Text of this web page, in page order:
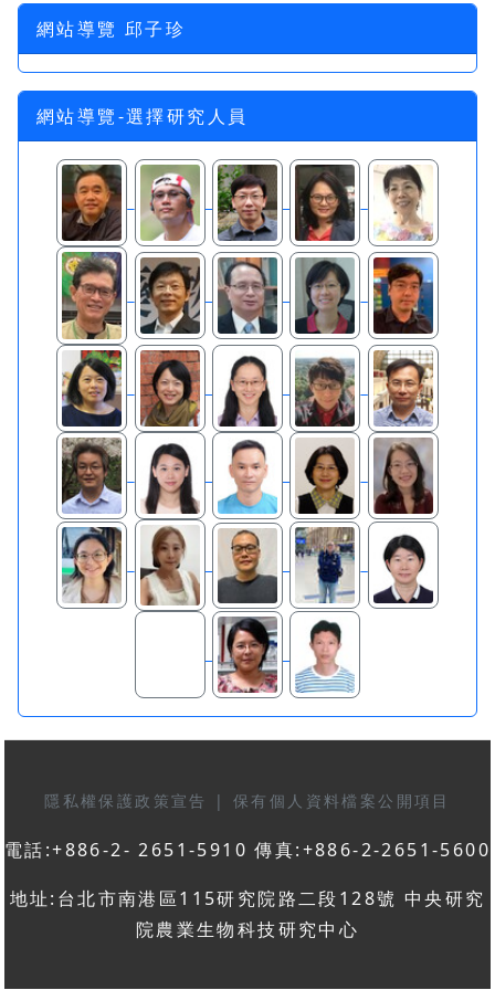
網站導覽 邱子珍
網站導覽-選擇研究人員
隱私權保護政策宣告 | 保有個人資料檔案公開項目
電話:+886-2- 2651-5910 傳真:+886-2-2651-5600
地址:台北市南港區115研究院路二段128號 中央研究
院農業生物科技研究中心